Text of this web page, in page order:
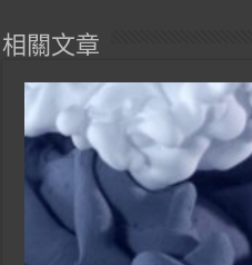
相關文章